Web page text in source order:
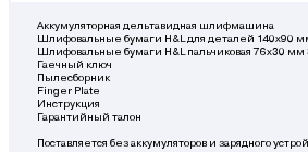
Аккумуляторная дельтавидная шлифмашина
Шлифовальные бумаги H&L для деталей 140x90
Шлифовальные бумаги H&L пальчиковая 76x30 мм
Гаечный ключ
Пылесборник
Finger Plate
Инструкция
Гарантийный талон
Поставляется без аккумуляторов и зарядного